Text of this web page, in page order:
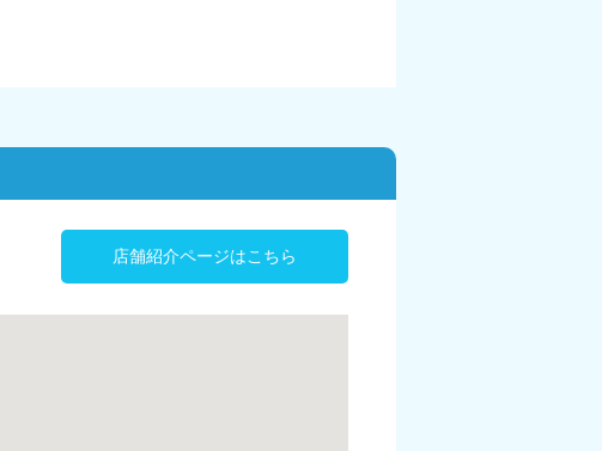
店舗紹介ページはこちら